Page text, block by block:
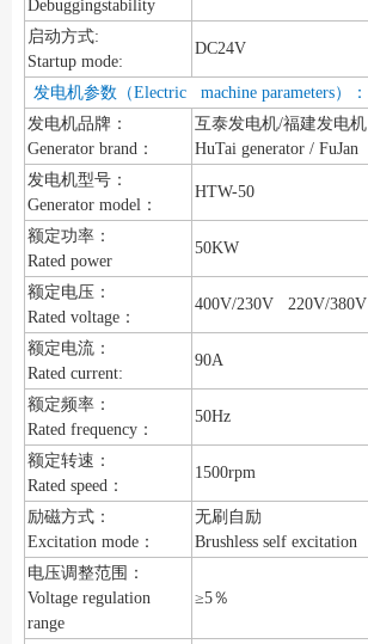
Debuggingstability
启动方式:
Startup mode:
DC24V
发电机参数（Electric machine parameters）：
发电机品牌：
Generator brand：
互泰发电机/福建发电机
HuTai generator / FuJan
发电机型号：
Generator model：
HTW-50
额定功率：
Rated power
50KW
额定电压：
Rated voltage：
400V/230V 220V/380V
额定电流：
Rated current:
90A
额定频率：
Rated frequency：
50Hz
额定转速：
Rated speed：
1500rpm
励磁方式：
Excitation mode：
无刷自励
Brushless self excitation
电压调整范围：
Voltage regulation
range
≥5％